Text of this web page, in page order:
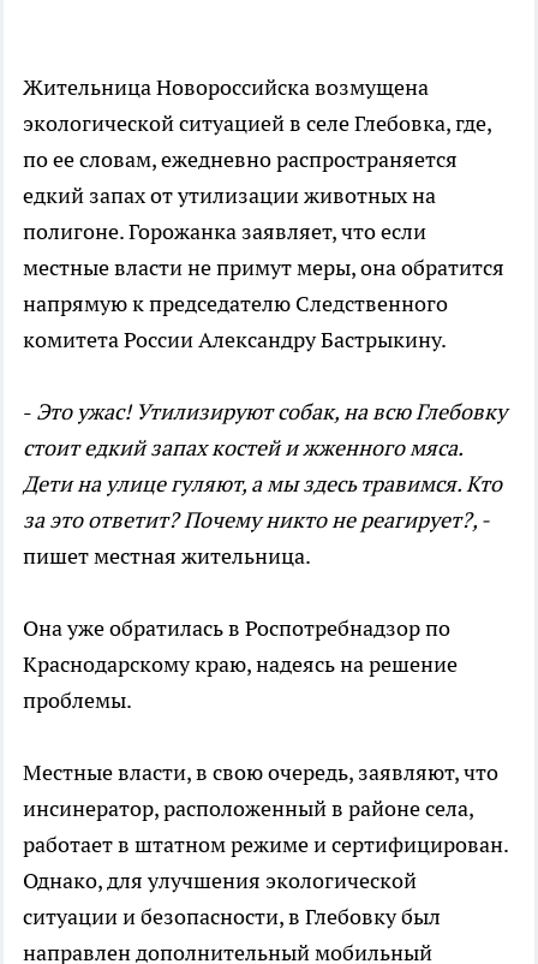
Жительница Новороссийска возмущена
экологической ситуацией в селе Глебовка, где,
по ее словам, ежедневно распространяется
едкий запах от утилизации животных на
полигоне. Горожанка заявляет, что если
местные власти не примут меры, она обратится
напрямую к председателю Следственного
комитета России Александру Бастрыкину.
- Это ужас! Утилизируют собак, на всю Глебовку
стоит едкий запах костей и жженного мяса.
Дети на улице гуляют, а мы здесь травимся. Кто
за это ответит? Почему никто не реагирует?, -
пишет местная жительница.
Она уже обратилась в Роспотребнадзор по
Краснодарскому краю, надеясь на решение
проблемы.
Местные власти, в свою очередь, заявляют, что
инсинератор, расположенный в районе села,
работает в штатном режиме и сертифицирован.
Однако, для улучшения экологической
ситуации и безопасности, в Глебовку был
направлен дополнительный мобильный